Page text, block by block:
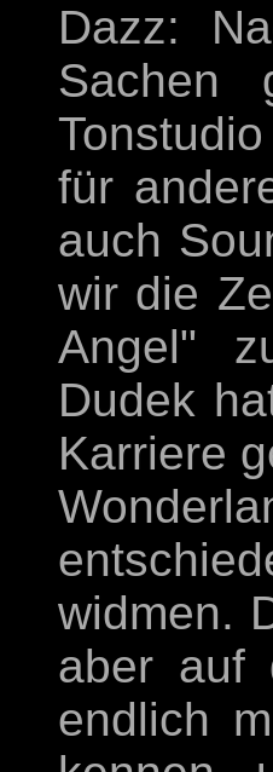
Dazz:
Sachen
für
auch
wir die
Angel"
Dudek
Karriere
widmen.
aber auf
endlich